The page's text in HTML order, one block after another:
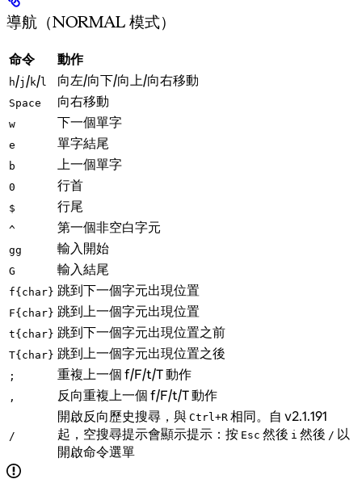
導航（NORMAL 模式）
命令 動作
h/j /k/l 向左/向下/向上/向右移動
Space 向右移動
w 下一個單字
e 單字結尾
b 上一個單字
0 行首
$ 行尾
^ 第一個非空白字元
gg 輸入開始
G 輸入結尾
f{char} 跳到下一個字元出現位置
F{char} 跳到上一個字元出現位置
t{char} 跳到下一個字元出現位置之前
T{char} 跳到上一個字元出現位置之後
; 重複上一個 f/F/t/T 動作
, 反向重複上一個 f/F/t/T 動作
/
開啟反向歷史搜尋，與 Ctrl+R 相同。自 v2.1.191
起，空搜尋提示會顯示提示：按 Esc 然後 i 然後 / 以
開啟命令選單